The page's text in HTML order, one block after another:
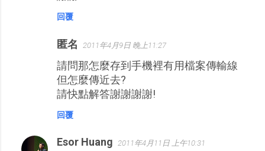
回覆
匿名 2011年4月9日 晚上11:27
請問那怎麼存到手機裡有用檔案傳輸線
但怎麼傳近去?
請快點解答謝謝謝謝!
回覆
Esor Huang 2011年4月11日 上午10:31